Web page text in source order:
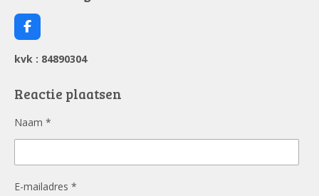
F
a
c
e
o
kvk : 84890304
Reactie plaatsen
Naam *
E-mailadres *